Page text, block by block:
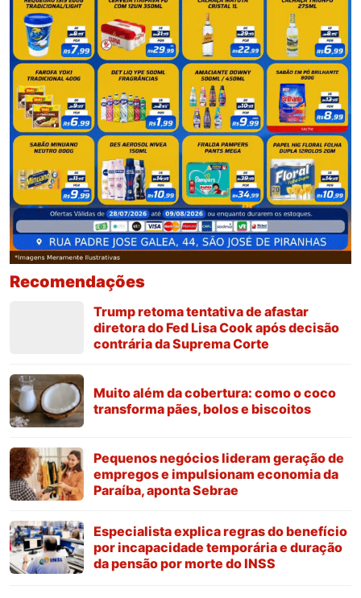
Recomendações
Trump retoma tentativa de afastar
diretora do Fed Lisa Cook após decisão
contrária da Suprema Corte
Muito além da cobertura: como o coco
transforma pães, bolos e biscoitos
Pequenos negócios lideram geração de
empregos e impulsionam economia da
Paraíba, aponta Sebrae
Especialista explica regras do benefício
por incapacidade temporária e duração
da pensão por morte do INSS